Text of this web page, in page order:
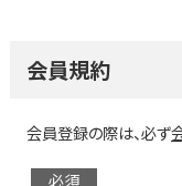
会員規約
会員登録の際は、必ず